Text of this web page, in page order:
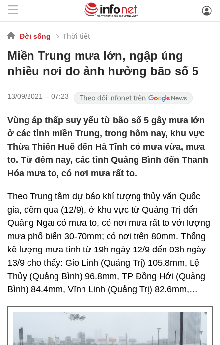
Đời sống Thời tiết
Miền Trung mưa lớn, ngập úng
nhiều nơi do ảnh hưởng bão số 5
13/09/2021 - 07:23
Vùng áp thấp suy yếu từ bão số 5 gây mưa lớn
ở các tỉnh miền Trung, trong hôm nay, khu vực
Thừa Thiên Huế đến Hà Tĩnh có mưa vừa, mưa
to. Từ đêm nay, các tỉnh Quảng Bình đến Thanh
Hóa mưa to, có nơi mưa rất to.
Theo Trung tâm dự báo khí tượng thủy văn Quốc
gia, đêm qua (12/9), ở khu vực từ Quảng Trị đến
Quảng Ngãi có mưa to, có nơi mưa rất to với lượng
mưa phổ biến 30-70mm; có nơi trên 80mm. Thống
kê lượng mưa tính từ 19h ngày 12/9 đến 03h ngày
13/9 cho thấy: Gio Linh (Quảng Trị) 105.8mm, Lệ
Thủy (Quảng Bình) 96.8mm, TP Đồng Hới (Quảng
Bình) 84.4mm, Vĩnh Linh (Quảng Trị) 82.6mm,…